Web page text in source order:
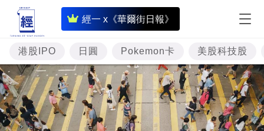
經一 x《華爾街日報》
即
時
財
經
專
題
投
港股IPO 日圓 Pokemon卡 美股科技股